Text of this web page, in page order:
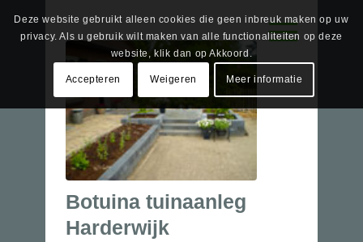
Botuina tuinaanleg
Harderwijk
Deze website gebruikt alleen cookies die geen inbreuk maken op uw
privacy. Als u gebruik wilt maken van alle functionaliteiten op deze
website, klik dan op Akkoord.
Accepteren Weigeren Meer informatie